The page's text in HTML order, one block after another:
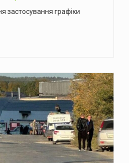
застосування графіки